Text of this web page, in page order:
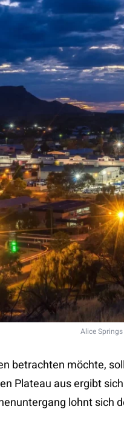
Alice
betrachten möchte,
Plateau aus ergibt
lohnt sich